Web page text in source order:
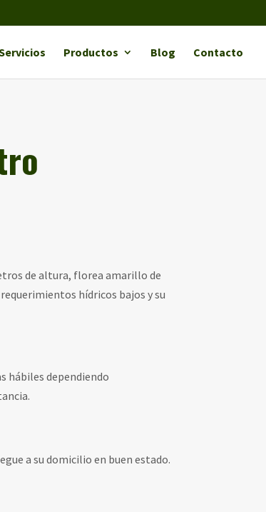
Productos Blog Contacto
de altura, florea amarillo de
hídricos bajos y su
hábiles dependiendo
a su domicilio en buen estado.